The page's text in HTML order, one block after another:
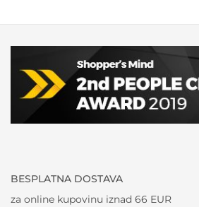
BESPLATNA DOSTAVA
za online kupovinu iznad 66 EUR